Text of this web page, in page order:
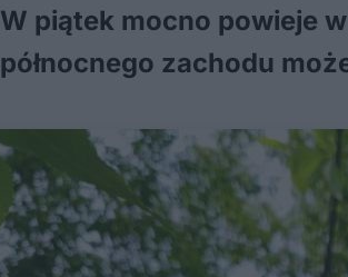
W piątek mocno powieje
północnego zachodu